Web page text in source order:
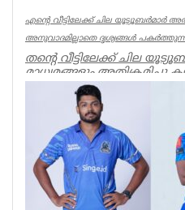
എന്റെ വീട്ടിലേക്ക് ചില യൂട്യൂബർമാർ
അനുവാദമില്ലാതെ ദൃശ്യങ്ങൾ
തന്റെ വീട്ടിലേക്ക് ചില
മാധ്യമങ്ങളും അതിക്രമിച്ചു
പരാതിയുമായി സൗരവ്ദാസ്...